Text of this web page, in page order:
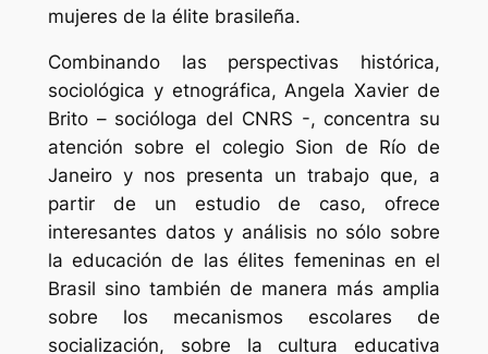
mujeres de la élite brasileña.
Combinando las perspectivas histórica,
sociológica y etnográfica, Angela Xavier de
Brito – socióloga del CNRS -, concentra su
atención sobre el colegio Sion de Río de
Janeiro y nos presenta un trabajo que, a
partir de un estudio de caso, ofrece
interesantes datos y análisis no sólo sobre
la educación de las élites femeninas en el
Brasil sino también de manera más amplia
sobre los mecanismos escolares de
socialización, sobre la cultura educativa